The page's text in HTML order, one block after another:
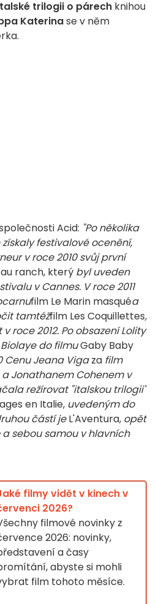
trilogii o párech knihou
Katerinase v něm
Acid: "Po několika
festivalové ocenění,
v roce 2010 svůj první
ranch, který byl uveden
v Cannes. V roce 2011
film Le Marin masquéa
tamtéžfilm Les Coquillettes,
roce 2012. Po obsazení Lolity
do filmuGaby Baby
Cenu Jeana Vigaza film
a Jonathanem Cohenem v
režírovat "italskou trilogii"
en Italie, uvedeným do
částí jeL'Aventura, opět
sebou samou v hlavních
filmy vidět v kinech v
2026?
filmové novinky z
2026: novinky,
a časy
abyste si mohli
film tohoto měsíce.